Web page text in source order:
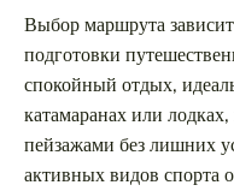
Выбор маршрута
подготовки
спокойный отдых,
катамаранах или
пейзажами без лишних
активных видов спорта